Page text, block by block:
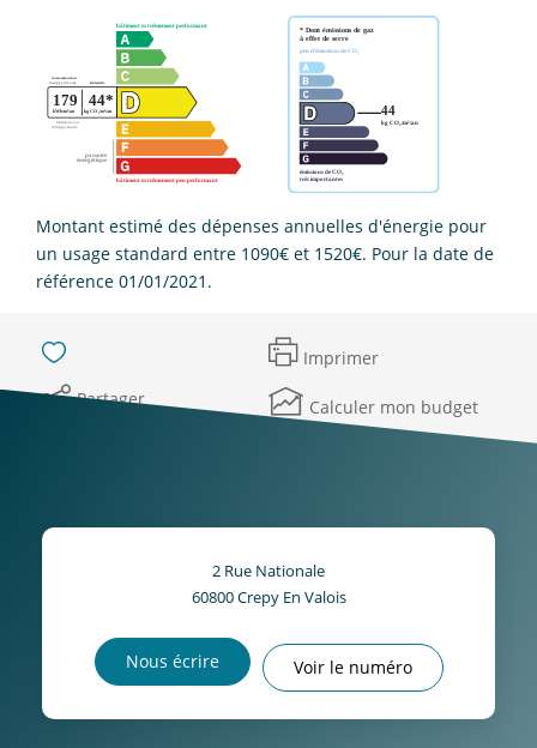
Montant estimé des dépenses annuelles d'énergie pour
un usage standard entre 1090€ et 1520€. Pour la date de
référence 01/01/2021.
Imprimer
Partager
Calculer mon budget
2 Rue Nationale
60800Crepy En Valois
Nous écrire Voir le numéro